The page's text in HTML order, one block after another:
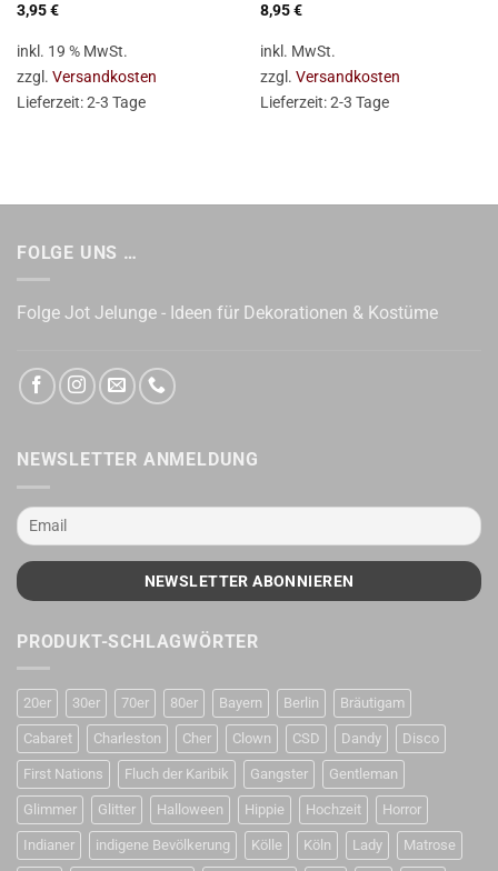
3,95€
inkl. 19 % MwSt.
zzgl. Versandkosten
Lieferzeit:2-3 Tage
8,95€
inkl. MwSt.
zzgl. Versandkosten
Lieferzeit:2-3 Tage
FOLGE UNS …
Folge Jot Jelunge - Ideen für Dekorationen & Kostüme
NEWSLETTER ANMELDUNG
PRODUKT-SCHLAGWÖRTER
20er 30er 70er 80er Bayern Berlin Bräutigam
Cabaret Charleston Cher Clown CSD Dandy Disco
First Nations Fluch der Karibik Gangster Gentleman
Glimmer Glitter Halloween Hippie Hochzeit Horror
Indianer indigene Bevölkerung Kölle Köln Lady Matrose